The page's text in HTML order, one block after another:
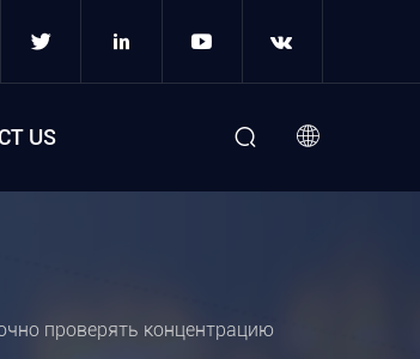
US
проверять концентрацию